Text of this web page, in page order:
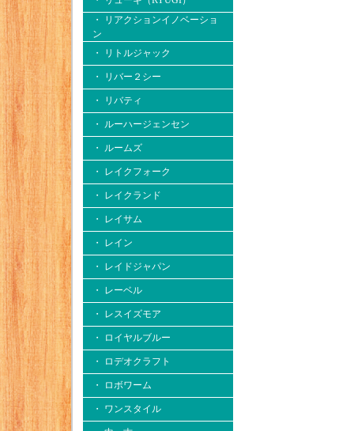
・ リアクションイノベーショ
ン
・ リトルジャック
・ リバー２シー
・ リバティ
・ ルーハージェンセン
・ ルームズ
・ レイクフォーク
・ レイクランド
・ レイサム
・ レイン
・ レイドジャパン
・ レーベル
・ レスイズモア
・ ロイヤルブルー
・ ロデオクラフト
・ ロボワーム
・ ワンスタイル